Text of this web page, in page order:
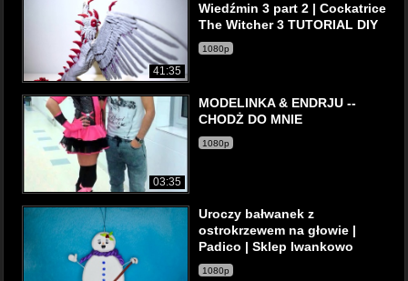
41:35
Wiedźmin 3 part 2 | Cockatrice
The Witcher 3 TUTORIAL DIY
1080p
03:35
MODELINKA & ENDRJU --
CHODŻ DO MNIE
1080p
Uroczy bałwanek z
ostrokrzewem na głowie |
Padico | Sklep Iwankowo
1080p